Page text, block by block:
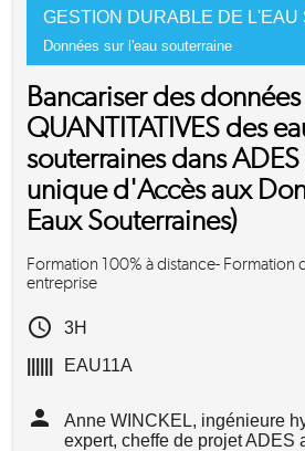
GESTION DURABLE DE L'EAU
Données sur l'eau souterraine
Bancariser des données
QUANTITATIVES des
souterraines dans
unique d'Accès aux
Eaux Souterraines)
Formation 100% à distance- Formation
entreprise
access_time
3H
EAU11A
person
Anne WINCKEL, ingénieure
expert, cheffe de projet ADES